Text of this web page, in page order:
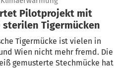
Pilotprojekt mit
sterilen Tigermücken
Tigermücke ist vielen in
Wien nicht mehr fremd. Die
gemusterte Stechmücke hat